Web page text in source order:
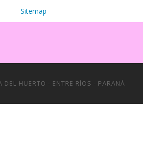
Sitemap
DEL HUERTO - ENTRE RÍOS - PARANÁ